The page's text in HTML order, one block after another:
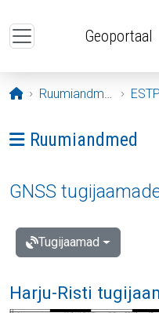
Geoportaal
Avaleht
Ruumiandmed ESTPOS
Ava menüü:
Ruumiandmed
GNSS
Tugijaamad
Harju-Risti